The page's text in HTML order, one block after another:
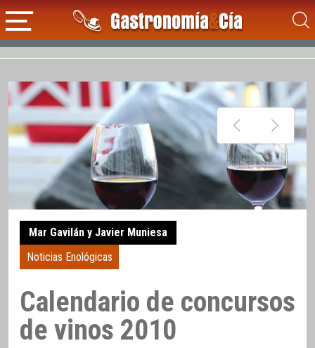
Mar Gavilán y Javier Muniesa
Noticias Enológicas
Calendario de concursos
de vinos 2010